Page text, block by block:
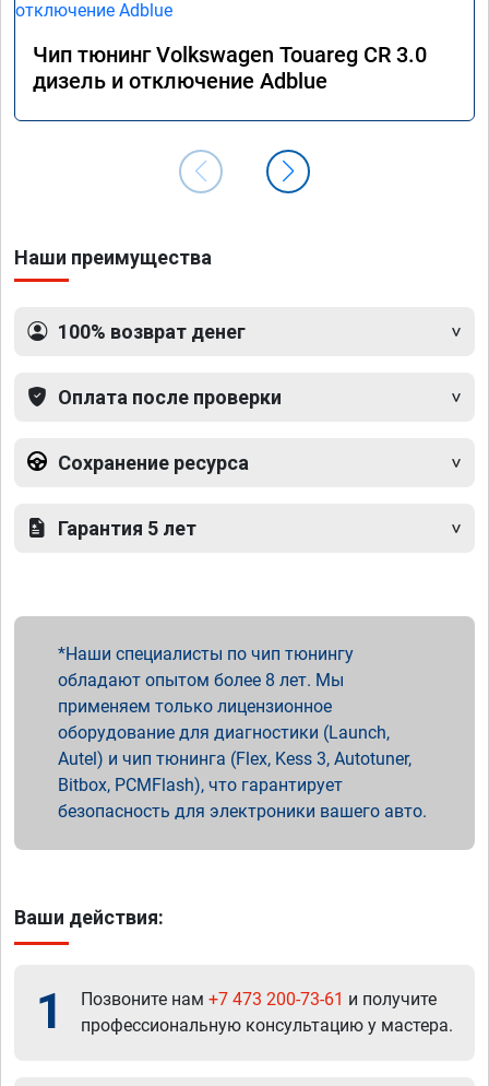
Чип тюнинг Volkswagen Touareg CR 3.0
дизель и отключение Adblue
Наши преимущества
100% возврат денег
Оплата после проверки
Сохранение ресурса
Гарантия 5 лет
Наши специалисты по чип тюнингу
обладают опытом более 8 лет. Мы
применяем только лицензионное
оборудование для диагностики (Launch,
Autel) и чип тюнинга (Flex, Kess 3, Autotuner,
Bitbox, PCMFlash), что гарантирует
безопасность для электроники вашего авто.
Ваши действия:
1 Позвоните нам +7 473 200-73-61 и получите
профессиональную консультацию у мастера.